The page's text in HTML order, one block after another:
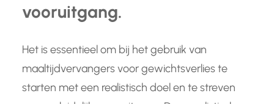
vooruitgang.
Het is essentieel om bij het gebruik van
maaltijdvervangers voor gewichtsverlies te
starten met een realistisch doel en te streven